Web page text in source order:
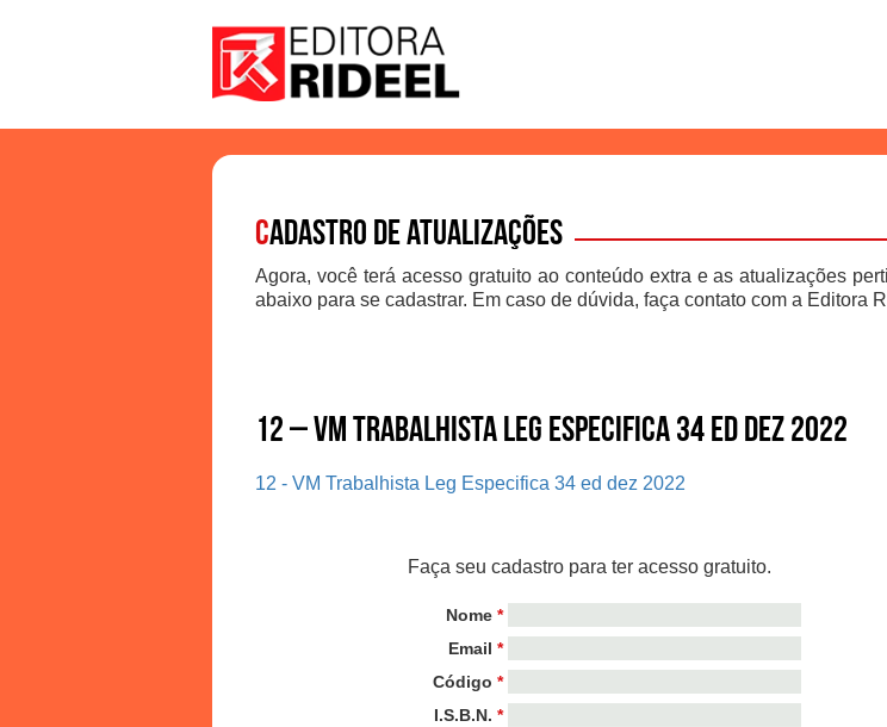
Cadastro de atualizações
Agora, você terá acesso gratuito ao conteúdo extra e as atualizações
abaixo para se cadastrar. Em caso de dúvida, faça contato com a Editora
12 – VM Trabalhista Leg Especifica 34 ed dez 2022
12 - VM Trabalhista Leg Especifica 34 ed dez 2022
Faça seu cadastro para ter acesso gratuito.
Nome *
Email *
Código *
I.S.B.N. *